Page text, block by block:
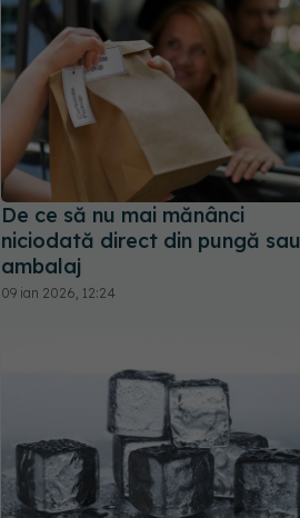
De ce să nu mai mănânci
niciodată direct din pungă sau
ambalaj
09 ian 2026, 12:24